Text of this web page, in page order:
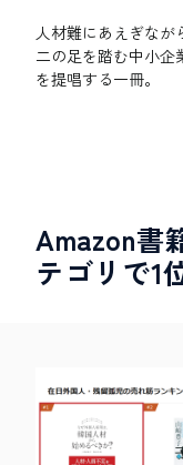
人材難にあえぎな
二の足を踏む中小企
を提唱する一冊。
Amazon書
テゴリで1